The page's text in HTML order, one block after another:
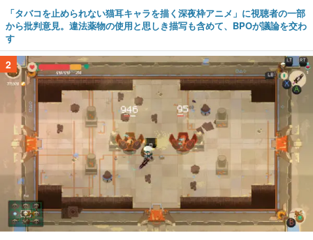
「タバコを止められない猫耳キャラを描く深夜枠アニメ」に視聴者の一部
から批判意見。違法薬物の使用と思しき描写も含めて、BPOが議論を交わ
す
2